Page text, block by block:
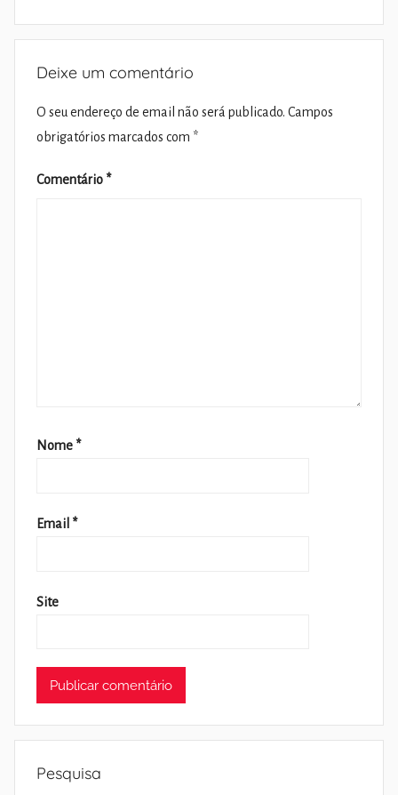
Deixe um comentário
O seu endereço de email não será publicado. Campos
obrigatórios marcados com *
Comentário *
Nome *
Email *
Site
Pesquisa